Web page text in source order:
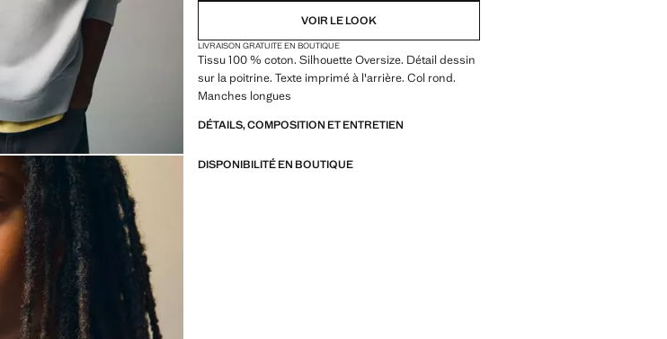
VOIR LE LOOK
LIVRAISON GRATUITE EN BOUTIQUE
Tissu 100 % coton. Silhouette Oversize. Détail dessin
sur la poitrine. Texte imprimé à l'arrière. Col rond.
Manches longues
DÉTAILS, COMPOSITION ET ENTRETIEN
DISPONIBILITÉ EN BOUTIQUE